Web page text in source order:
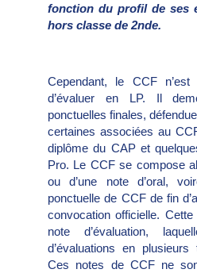
fonction du profil de ses
hors classe de 2nde.
Cependant, le CCF
d’évaluer en LP. Il
ponctuelles finales,
certaines associées au
diplôme du CAP et
Pro. Le CCF se compose
ou d’une note d’oral,
ponctuelle de CCF de fin
convocation officielle.
note d’évaluation,
d’évaluations en plusieurs
Ces notes de CCF ne